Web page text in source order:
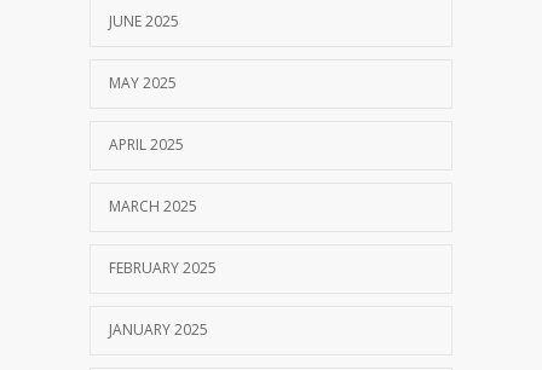
JUNE 2025
MAY 2025
APRIL 2025
MARCH 2025
FEBRUARY 2025
JANUARY 2025